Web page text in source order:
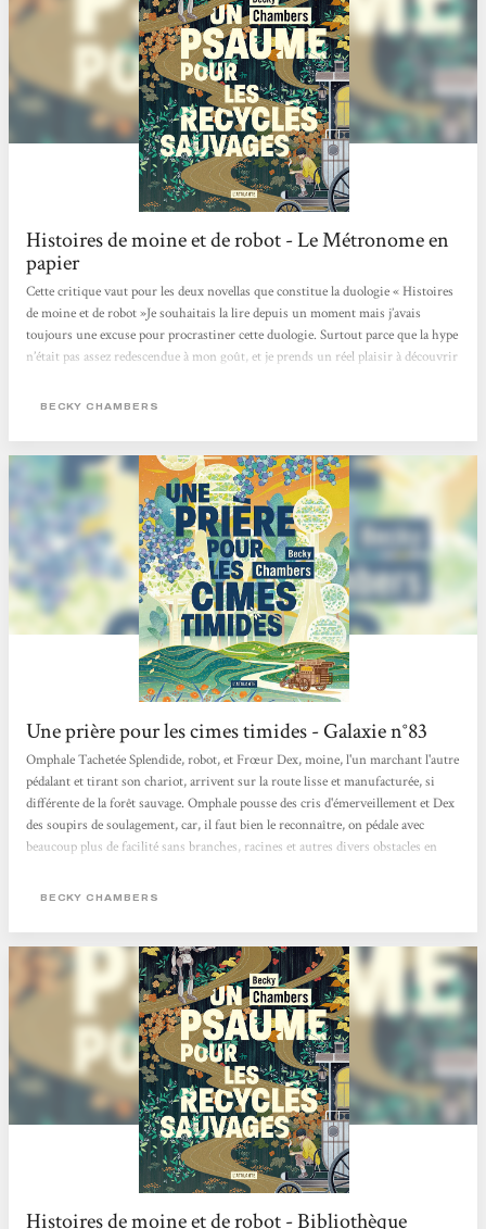
Histoires de moine et de robot - Le Métronome en
papier
Cette critique vaut pour les deux novellas que constitue la duologie « Histoires
de moine et de robot »Je souhaitais la lire depuis un moment mais j’avais
toujours une excuse pour procrastiner cette duologie. Surtout parce que la hype
n’était pas assez redescendue à mon goût, et je prends un réel plaisir à découvrir
).C’était aussi une grande première pour moi car j’avais beau entendre souvent
BECKY CHAMBERS
Une prière pour les cimes timides - Galaxie n°83
Omphale Tachetée Splendide, robot, et Frœur Dex, moine, l'un marchant l'autre
pédalant et tirant son chariot, arrivent sur la route lisse et manufacturée, si
différente de la forêt sauvage. Omphale pousse des cris d'émerveillement et Dex
des soupirs de soulagement, car, il faut bien le reconnaître, on pédale avec
beaucoup plus de facilité sans branches, racines et autres divers obstacles en
monde à son ami, tout comme Omphale s'était fait guide dans la forêt dans Un
BECKY CHAMBERS
Histoires de moine et de robot - Bibliothèque